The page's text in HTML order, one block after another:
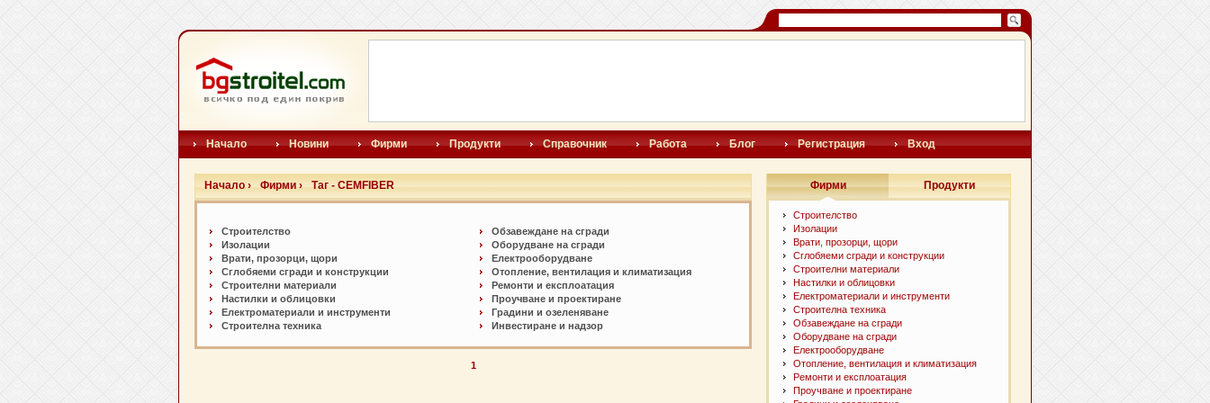
Начало Новини Фирми Продукти Справочник Работа Блог Регистрация Вход
Начало › Фирми › Таг - CEMFIBER
Строителство
Изолации
Врати, прозорци, щори
Сглобяеми сгради и конструкции
Строителни материали
Настилки и oблицовки
Електроматериали и инструменти
Строителна техника
Обзавеждане на сгради
Оборудване на сгради
Електрооборудване
Отопление, вентилация и климатизация
Ремонти и експлоатация
Проучване и проектиране
Градини и озеленяване
Инвестиране и надзор
1
Фирми Продукти
Строителство
Изолации
Врати, прозорци, щори
Сглобяеми сгради и конструкции
Строителни материали
Настилки и oблицовки
Електроматериали и инструменти
Строителна техника
Обзавеждане на сгради
Оборудване на сгради
Електрооборудване
Отопление, вентилация и климатизация
Ремонти и експлоатация
Проучване и проектиране